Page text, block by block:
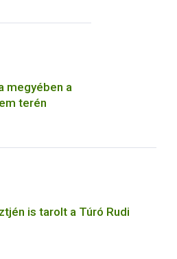
megyében a
terén
is tarolt a Túró Rudi